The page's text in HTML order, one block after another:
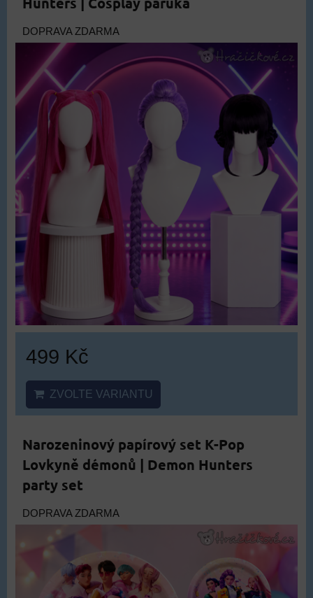
DOPRAVA ZDARMA
499 Kč
ZVOLTE VARIANTU
Narozeninový papírový set K-Pop
Lovkyně démonů | Demon Hunters
party set
DOPRAVA ZDARMA